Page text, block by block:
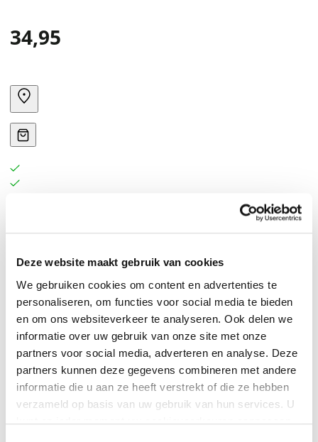
Deze website maakt gebruik van cookies
We gebruiken cookies om content en advertenties te
personaliseren, om functies voor social media te bieden
en om ons websiteverkeer te analyseren. Ook delen we
informatie over uw gebruik van onze site met onze
partners voor social media, adverteren en analyse. Deze
partners kunnen deze gegevens combineren met andere
informatie die u aan ze heeft verstrekt of die ze hebben
verzameld op basis van uw gebruik van hun services. U
kunt op ieder moment uw cookievoorkeuren aanpassen
34,95
Over five Continents, armed with nothing but stubborn
determination and tatty maps Miles Morland trades
of helter-skelter bike journeys that take him around the
globe twice.